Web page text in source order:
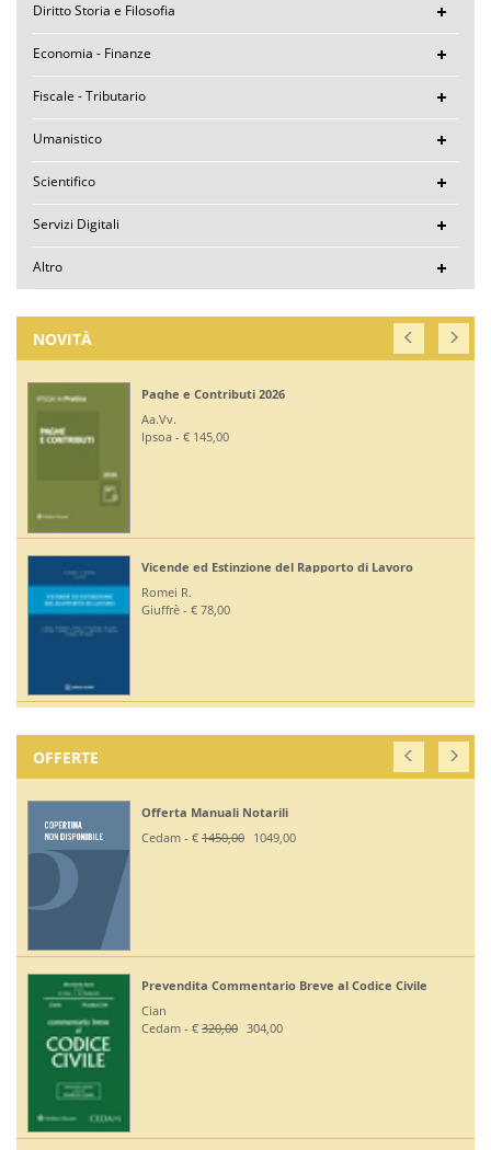
Diritto Storia e Filosofia
Economia - Finanze
Fiscale - Tributario
Umanistico
Scientifico
Servizi Digitali
Altro
NOVITÀ
Paghe e Contributi 2026
Aa.Vv.
Ipsoa - € 145,00
Vicende ed Estinzione del Rapporto di Lavoro
Romei R.
Giuffrè - € 78,00
OFFERTE
Offerta Manuali Notarili
Cedam - €1450,00 1049,00
Prevendita Commentario Breve al Codice Civile
Cedam - €320,00 304,00